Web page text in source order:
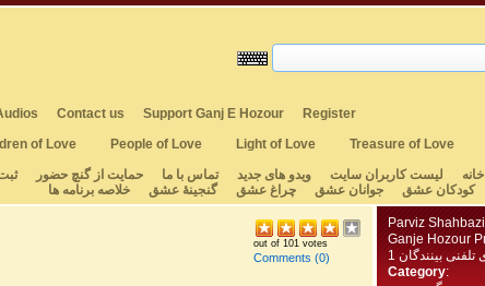
Contact us Support Ganj E Hozour
Register
of Love People of Love Light of Love Treasure of Love
خانه لیست کاربران سایت ویدو های جدید تماس با ما حمایت از گنچ حضور
کودکان عشق جوانان عشق چراغ عشق گنجینهٔ عشق خلاصه برنامه ها
out of 101 votes
Comments (0)
Parviz Shahbazi
Ganje Hozour
تلفنی بینندگان
Category: